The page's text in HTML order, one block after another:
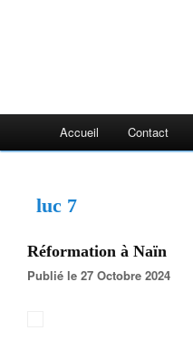
Accueil Contact
luc 7
Réformation à Naïn
Publié le 27 Octobre 2024